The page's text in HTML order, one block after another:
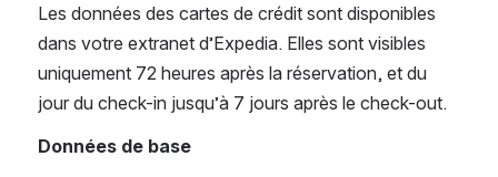
Les données des cartes de crédit sont disponibles
dans votre extranet d’Expedia. Elles sont visibles
uniquement 72 heures après la réservation, et du
jour du check-in jusqu’à 7 jours après le check-out.
Données de base